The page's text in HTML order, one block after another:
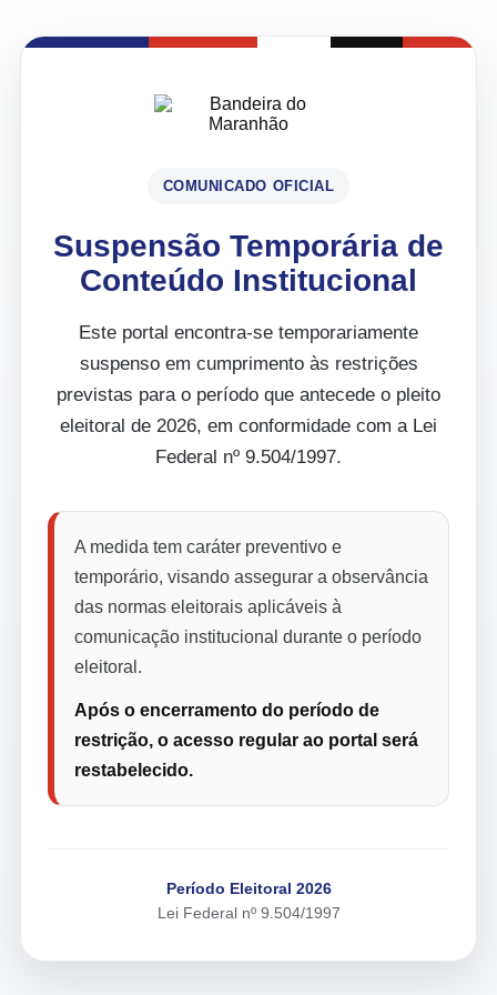
COMUNICADO OFICIAL
Suspensão Temporária de
Conteúdo Institucional
Este portal encontra-se temporariamente
suspenso em cumprimento às restrições
previstas para o período que antecede o pleito
eleitoral de 2026, em conformidade com a Lei
Federal nº 9.504/1997.
A medida tem caráter preventivo e
temporário, visando assegurar a observância
das normas eleitorais aplicáveis à
comunicação institucional durante o período
eleitoral.
Após o encerramento do período de
restrição, o acesso regular ao portal será
restabelecido.
Período Eleitoral 2026
Lei Federal nº 9.504/1997